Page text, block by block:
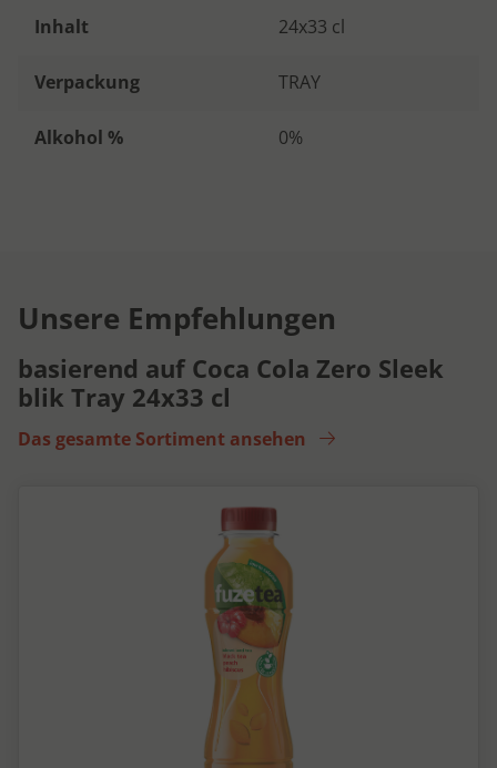
Inhalt 24x33 cl
Verpackung TRAY
Alkohol % 0%
Unsere Empfehlungen
basierend auf Coca Cola Zero Sleek
blik Tray 24x33 cl
Das gesamte Sortiment ansehen